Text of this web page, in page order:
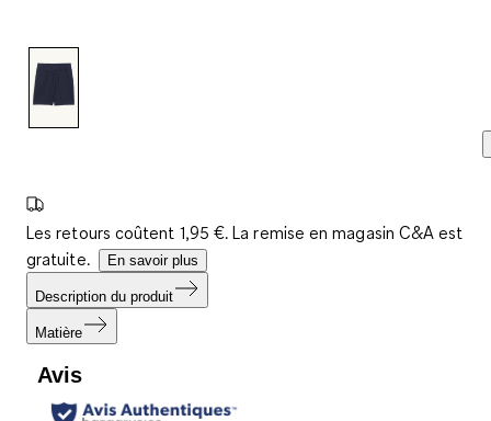
Les retours coûtent 1,95 €. La remise en magasin C&A est
gratuite.
En savoir plus
Description du produit
Matière
Avis